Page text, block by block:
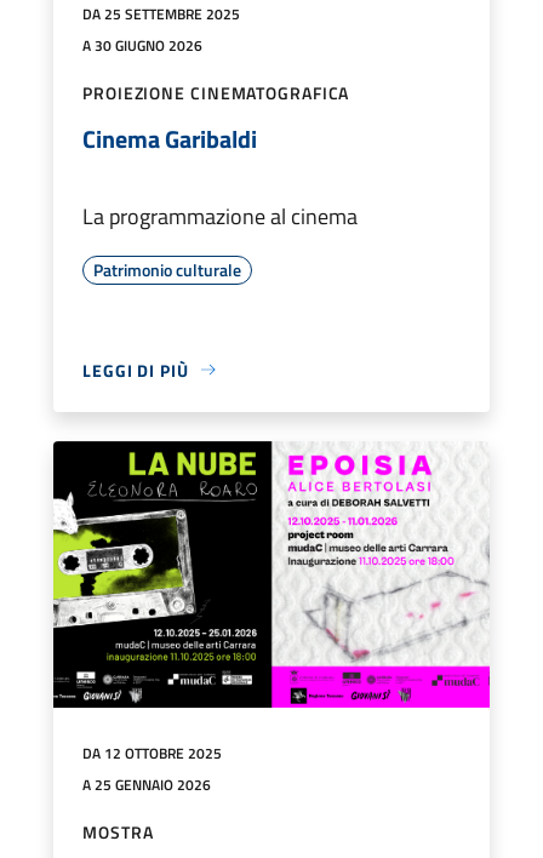
DA 25 SETTEMBRE 2025
A 30 GIUGNO 2026
PROIEZIONE CINEMATOGRAFICA
Cinema Garibaldi
La programmazione al cinema
Patrimonio culturale
LEGGI DI PIÙ
DA 12 OTTOBRE 2025
A 25 GENNAIO 2026
MOSTRA